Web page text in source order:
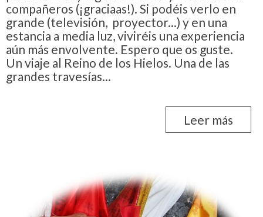
compañeros (¡graciaas!). Si podéis verlo en
grande (televisión, proyector...) y en una
estancia a media luz, viviréis una experiencia
aún más envolvente. Espero que os guste.
Un viaje al Reino de los Hielos. Una de las
grandes travesías...
Leer más